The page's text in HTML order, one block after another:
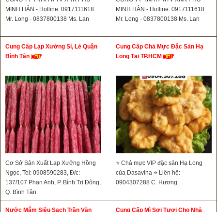
MINH HÂN - Hotline: 0917111618
Mr. Long - 0837800138 Ms. Lan
MINH HÂN - Hotline: 0917111618
Mr. Long - 0837800138 Ms. Lan
Cung Cấp Lạp Xưởng Sỉ, Lẻ Quận
Bình Tân
Cơ Sở Sản Xuất Lạp Xưởng Hồng
Ngọc, Tel: 0908590283, Đ/c:
137/107 Phan Anh, P. Bình Trị Đông,
Q. Bình Tân
Cung Cấp Chả Mực Đặc Sản Hạ
Long Tại TP.HCM
⭐ Chả mực VIP đặc sản Hạ Long
của Dasavina ⭐ Liên hệ:
0904307288 C. Hương
Nước Mắm Siêu Sạch Trần Văn
Cung Cấp Mì Sợi Tươi Cho Nhà